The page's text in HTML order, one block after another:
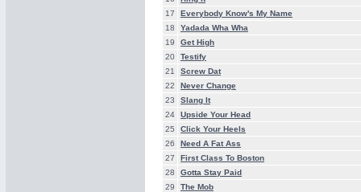
17
Everybody Know's My Name
18
Yadada Wha Wha
19
Get High
20
Testify
21
Screw Dat
22
Never Change
23
Slang It
24
Upside Your Head
25
Click Your Heels
26
Need A Fat Ass
27
First Class To Boston
28
Gotta Stay Paid
29
The Mob